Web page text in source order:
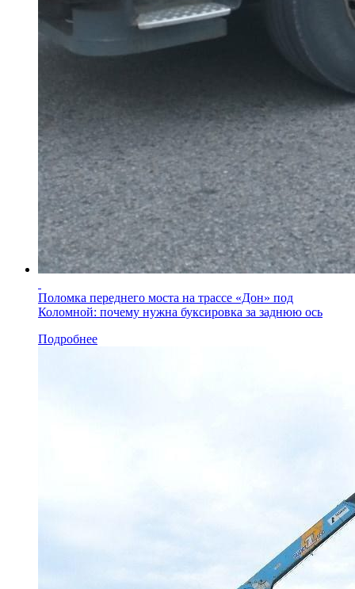
Поломка переднего моста на трассе «Дон» под
Коломной: почему нужна буксировка за заднюю ось
Подробнее